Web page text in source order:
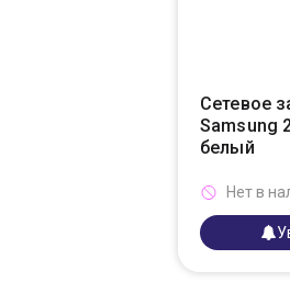
Сетевое
Samsung
белый
Нет в